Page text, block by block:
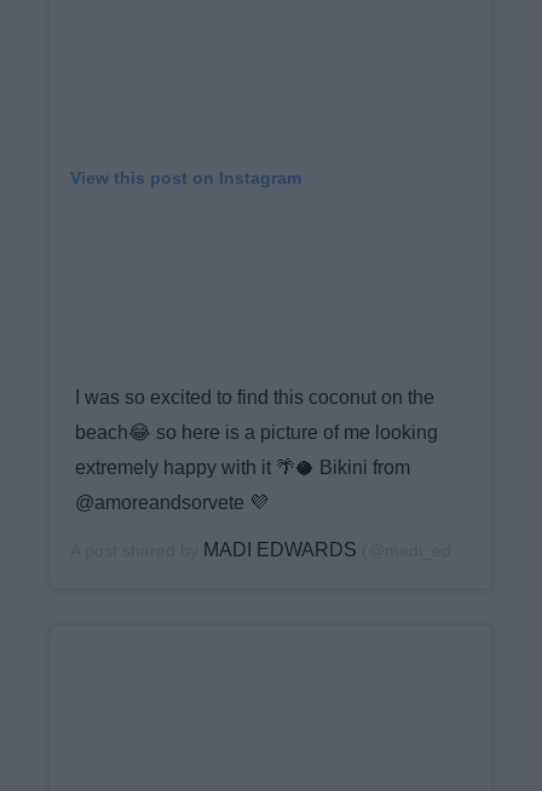
View this post on Instagram
I was so excited to find this coconut on the
beach😂 so here is a picture of me looking
extremely happy with it 🌴🥥 Bikini from
@amoreandsorvete 💜
MADI EDWARDS